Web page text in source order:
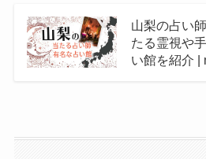
山梨の占い
たる霊視や
い館を紹介 |